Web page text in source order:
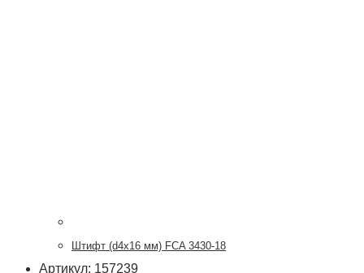
Штифт (d4х16 мм) FCA 3430-18
Артикул: 157239